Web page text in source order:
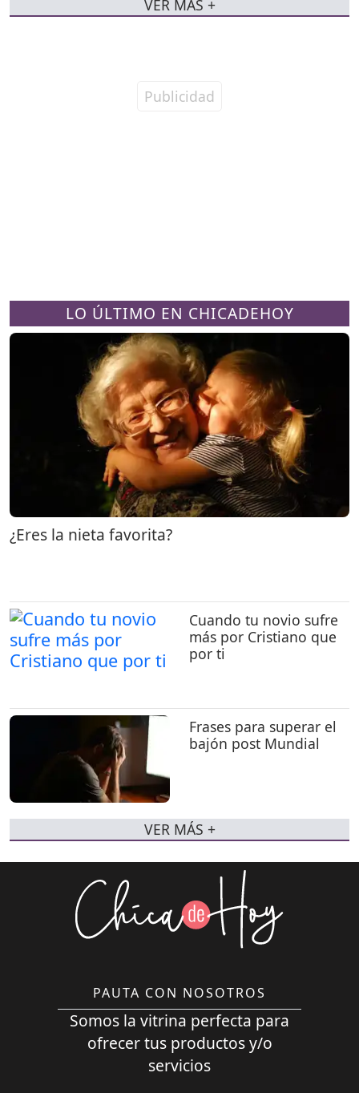
LO ÚLTIMO EN CHICADEHOY
¿Eres la nieta favorita?
Cuando tu novio sufre
más por Cristiano que
por ti
Frases para superar el
bajón post Mundial
VER MÁS +
VER MÁS +
PAUTA CON NOSOTROS
Somos la vitrina perfecta para
ofrecer tus productos y/o
servicios